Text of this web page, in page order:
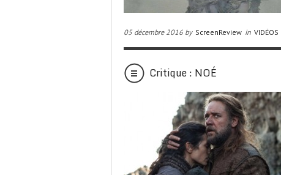
05 décembre 2016 by ScreenReview in VIDÉOS
Critique : NOÉ